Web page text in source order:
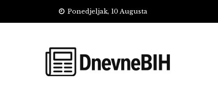
Ponedjeljak, 10 Augusta